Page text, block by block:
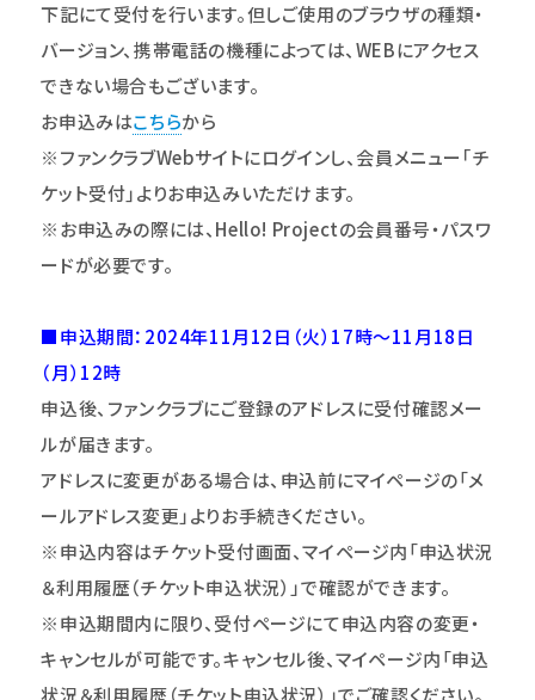
下記にて受付を行います。但しご使用のブラウザの種類・
バージョン、携帯電話の機種によっては、WEBにアクセス
できない場合もございます。
お申込みはこちらから
※ファンクラブWebサイトにログインし、会員メニュー｢チ
ケット受付｣よりお申込みいただけます。
※お申込みの際には、Hello! Projectの会員番号・パスワ
ードが必要です。
■申込期間：2024年11月12日（火）17時～11月18日
（月）12時
申込後、ファンクラブにご登録のアドレスに受付確認メー
ルが届きます。
アドレスに変更がある場合は、申込前にマイページの「メ
ールアドレス変更」よりお手続きください。
※申込内容はチケット受付画面、マイページ内「申込状況
＆利用履歴（チケット申込状況）」で確認ができます。
※申込期間内に限り、受付ページにて申込内容の変更・
キャンセルが可能です。キャンセル後、マイページ内「申込
状況＆利用履歴（チケット申込状況）」でご確認ください。